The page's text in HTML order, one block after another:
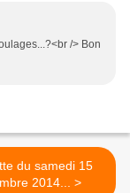
/> Bon
du samedi 15
novembre 2014... >